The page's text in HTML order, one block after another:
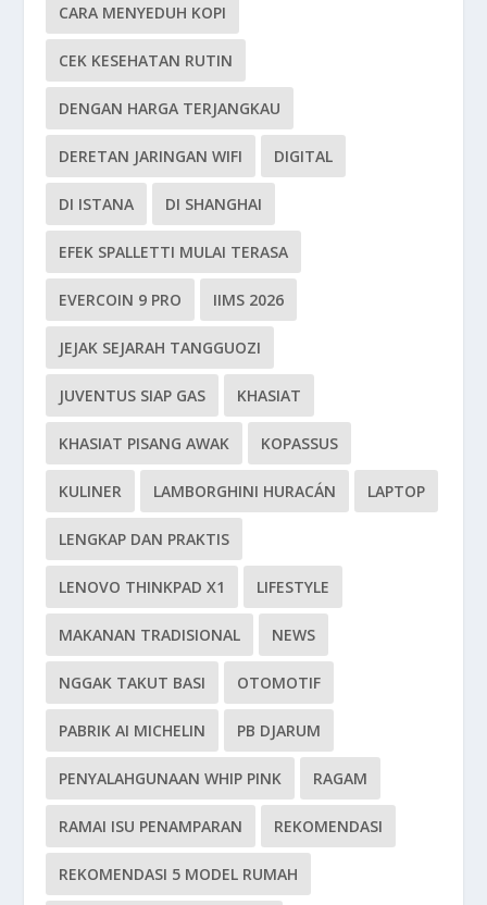
CARA MENYEDUH KOPI
CEK KESEHATAN RUTIN
DENGAN HARGA TERJANGKAU
DERETAN JARINGAN WIFI DIGITAL
DI ISTANA DI SHANGHAI
EFEK SPALLETTI MULAI TERASA
EVERCOIN 9 PRO IIMS 2026
JEJAK SEJARAH TANGGUOZI
JUVENTUS SIAP GAS KHASIAT
KHASIAT PISANG AWAK KOPASSUS
KULINER LAMBORGHINI HURACÁN LAPTOP
LENGKAP DAN PRAKTIS
LENOVO THINKPAD X1 LIFESTYLE
MAKANAN TRADISIONAL NEWS
NGGAK TAKUT BASI OTOMOTIF
PABRIK AI MICHELIN PB DJARUM
PENYALAHGUNAAN WHIP PINK RAGAM
RAMAI ISU PENAMPARAN REKOMENDASI
REKOMENDASI 5 MODEL RUMAH